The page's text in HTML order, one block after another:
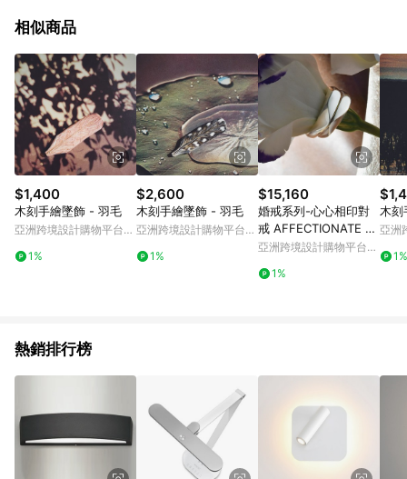
相似商品
$1,400
木刻手繪墜飾 - 羽毛
亞洲跨境設計購物平台
1%
$2,600
木刻手繪墜飾 - 羽毛
亞洲跨境設計購物平台
1%
$15,160
婚戒系列-心心相印對
戒 AFFECTIONATE L
OVE
亞洲跨境設計購物平台
1%
木
亞洲
1%
熱銷排行榜